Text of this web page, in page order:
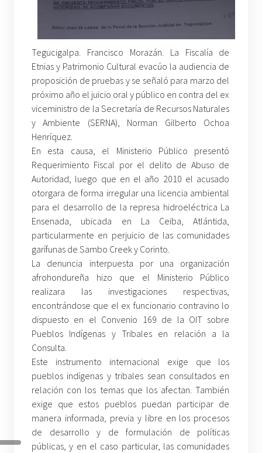
Tegucigalpa. Francisco Morazán. La Fiscalía de
Etnias y Patrimonio Cultural evacúo la audiencia de
proposición de pruebas y se señaló para marzo del
próximo año el juicio oral y público en contra del ex
viceministro de la Secretaría de Recursos Naturales
y Ambiente (SERNA), Norman Gilberto Ochoa
Henríquez.
En esta causa, el Ministerio Público presentó
Requerimiento Fiscal por el delito de Abuso de
Autoridad, luego que en el año 2010 el acusado
otorgara de forma irregular una licencia ambiental
para el desarrollo de la represa hidroeléctrica La
Ensenada, ubicada en La Ceiba, Atlántida,
particularmente en perjuicio de las comunidades
garífunas de Sambo Creek y Corinto.
La denuncia interpuesta por una organización
afrohondureña hizo que el Ministerio Público
realizara las investigaciones respectivas,
encontrándose que el ex funcionario contravino lo
dispuesto en el Convenio 169 de la OIT sobre
Pueblos Indígenas y Tribales en relación a la
Consulta.
Este instrumento internacional exige que los
pueblos indígenas y tribales sean consultados en
relación con los temas que los afectan. También
exige que estos pueblos puedan participar de
manera informada, previa y libre en los procesos
de desarrollo y de formulación de políticas
públicas, y en el caso particular, las comunidades